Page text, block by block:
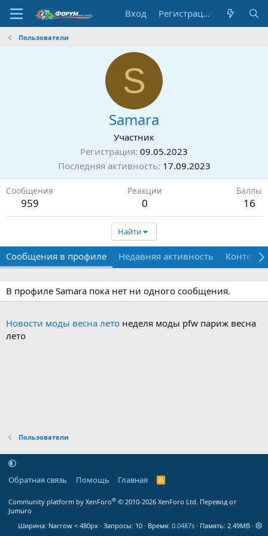
Вход Регистрация
Пользователи
S
Samara
Участник
Регистрация 09.05.2023
Последняя активность 17.09.2023
Сообщения
959
Реакции
0
Баллы
16
Найти
Сообщения в профиле Недавняя активность Контент
В профиле Samara пока нет ни одного сообщения.
Новости моды весна лето неделя моды pfw париж весна
лето
Пользователи
Обратная связь Помощь Главная
R
Community platform by XenForo® © 2010-2026 XenForo Ltd. Перевод от
Jumuro
Ширина
Запросы 10 Время 0.0487s Память 2.49MB